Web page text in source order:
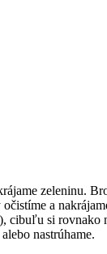
zeleninu.
a
cibuľu si rovnako
nastrúhame.